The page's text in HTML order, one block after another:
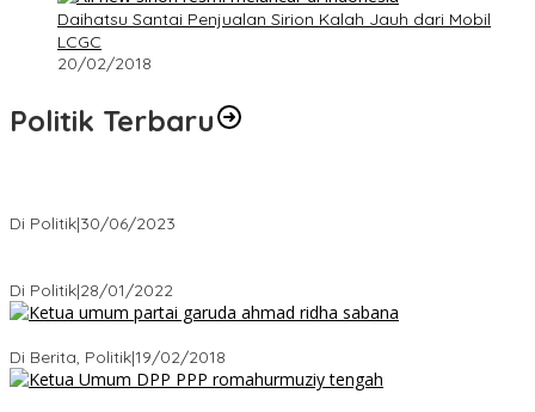
Daihatsu Santai Penjualan Sirion Kalah Jauh dari Mobil
LCGC
20/02/2018
Politik Terbaru
Di Politik|30/06/2023
Di Politik|28/01/2022
Di Berita, Politik|19/02/2018